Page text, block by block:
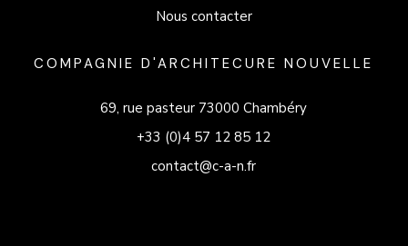
Nous contacter
COMPAGNIE D'ARCHITECURE NOUVELLE
69, rue pasteur 73000 Chambéry
+33 (0)4 57 12 85 12
contact@c-a-n.fr